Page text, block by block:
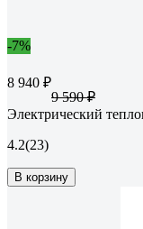
-7%
8 940 ₽
9 590 ₽
Электрический
4.2(23)
В корзину